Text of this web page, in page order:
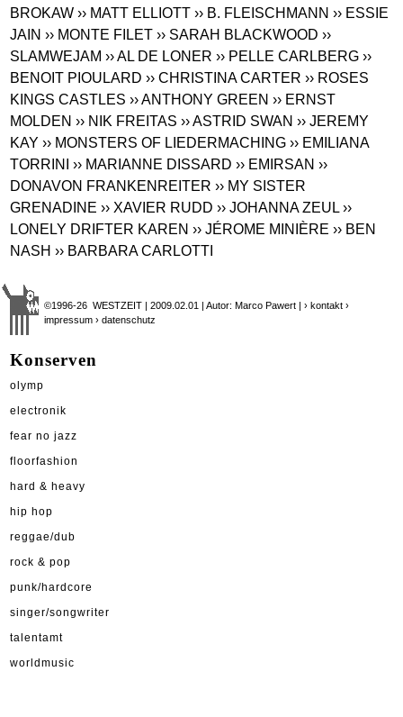
BROKAW ›› MATT ELLIOTT ›› B. FLEISCHMANN ›› ESSIE
JAIN ›› MONTE FILET ›› SARAH BLACKWOOD ››
SLAMWEJAM ›› AL DE LONER ›› PELLE CARLBERG ››
BENOIT PIOULARD ›› CHRISTINA CARTER ›› ROSES
KINGS CASTLES ›› ANTHONY GREEN ›› ERNST
MOLDEN ›› NIK FREITAS ›› ASTRID SWAN ›› JEREMY
KAY ›› MONSTERS OF LIEDERMACHING ›› EMILIANA
TORRINI
›› MARIANNE DISSARD ›› EMIRSAN ››
DONAVON FRANKENREITER ›› MY SISTER
GRENADINE ›› XAVIER RUDD ›› JOHANNA ZEUL ››
LONELY DRIFTER KAREN ›› JÉROME MINIÈRE ›› BEN
NASH ›› BARBARA CARLOTTI
©1996-26 WESTZEIT | 2009.02.01 | Autor: Marco Pawert |› kontakt ›
impressum › datenschutz
Konserven
olymp
electronik
fear no jazz
floorfashion
hard & heavy
hip hop
reggae/dub
rock & pop
punk/hardcore
singer/songwriter
talentamt
worldmusic